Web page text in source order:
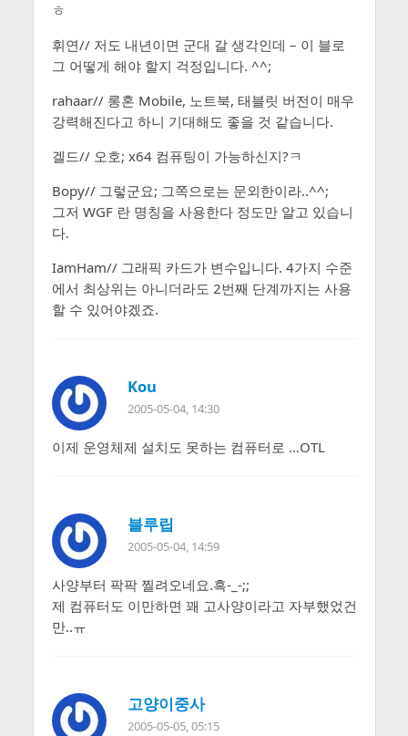
ㅎ
휘연// 저도 내년이면 군대 갈 생각인데 – 이 블로
그 어떻게 해야 할지 걱정입니다. ^^;
rahaar// 롱혼 Mobile, 노트북, 태블릿 버전이 매우
강력해진다고 하니 기대해도 좋을 것 같습니다.
겔드// 오호; x64 컴퓨팅이 가능하신지?ㅋ
Bopy// 그렇군요; 그쪽으로는 문외한이라..^^;
그저 WGF 란 명칭을 사용한다 정도만 알고 있습니
다.
IamHam// 그래픽 카드가 변수입니다. 4가지 수준
에서 최상위는 아니더라도 2번째 단계까지는 사용
할 수 있어야겠죠.
Kou
2005-05-04, 14:30
이제 운영체제 설치도 못하는 컴퓨터로 …OTL
블루립
2005-05-04, 14:59
사양부터 팍팍 찔려오네요.흑-_-;;
제 컴퓨터도 이만하면 꽤 고사양이라고 자부했었건
만..ㅠ
고양이중사
2005-05-05, 05:15